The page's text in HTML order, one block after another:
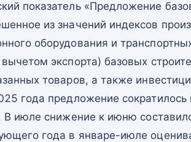
показатель «Предложение
из значений индексов
оборудования и
экспорта) базовых
товаров, а также
года предложение
В июле снижение к июню
года в январе-июле